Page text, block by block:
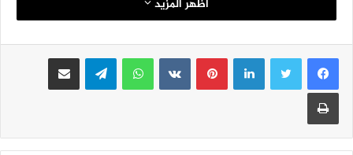
اظهر المزيد
لينكدإنبينتيريست واتساب تيلقرام مشاركة عبر البريد
طباعة